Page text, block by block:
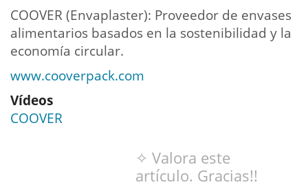
COOVER (Envaplaster): Proveedor de envases
alimentarios basados en la sostenibilidad y la
economía circular.
www.cooverpack.com
Vídeos
COOVER
✧ Valora este
artículo. Gracias!!